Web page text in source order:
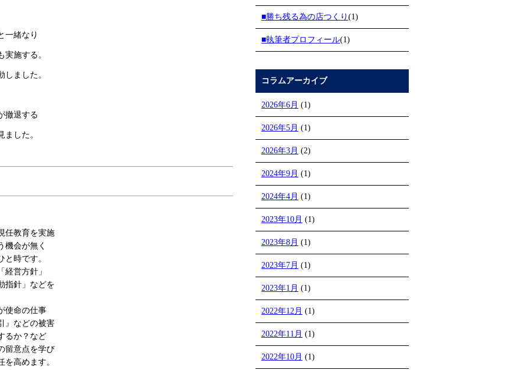
一緒なり
施する。
しました。
撤退する
した。
任教育を実施
機会が無く
時です。
営方針」
指針」などを
使命の仕事
』などの被害
るか？など
留意点を学び
高めます。
■勝ち残る為の店つくり (1)
■執筆者プロフィール(1)
コラムアーカイブ
2026年6月 (1)
2026年5月 (1)
2026年3月 (2)
2024年9月 (1)
2024年4月 (1)
2023年10月 (1)
2023年8月 (1)
2023年7月 (1)
2023年1月 (1)
2022年12月 (1)
2022年11月 (1)
2022年10月 (1)